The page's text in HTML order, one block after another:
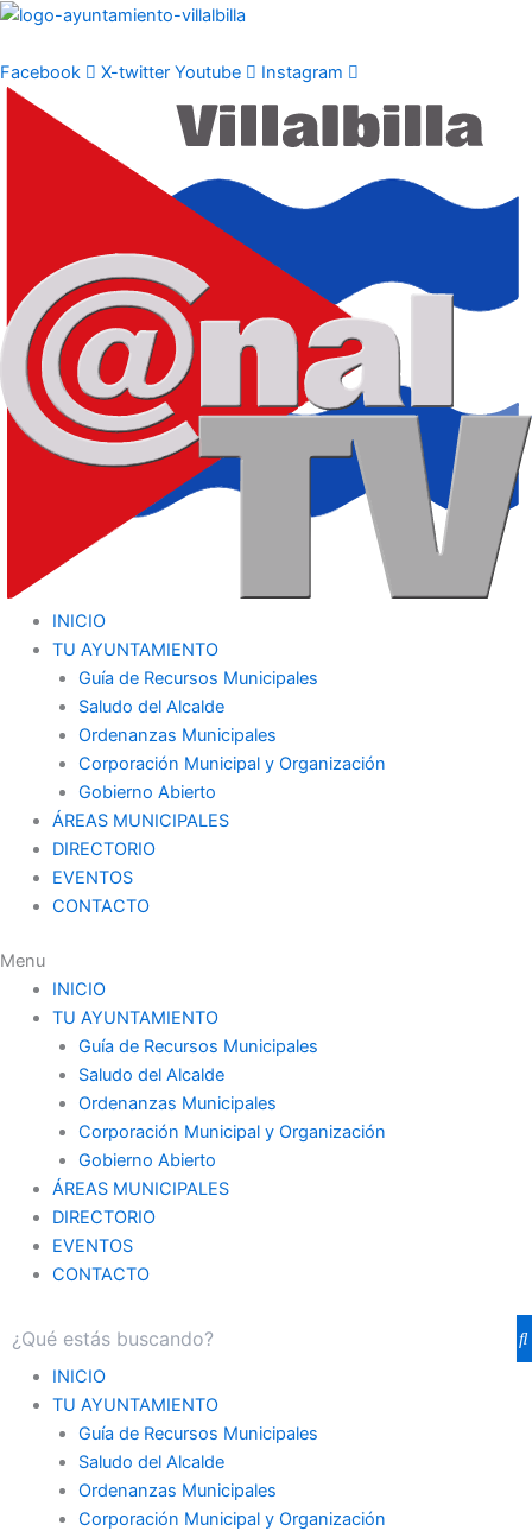
Ir
contenido
Facebook X-twitter Youtube Instagram
INICIO
TU AYUNTAMIENTO
Guía de Recursos Municipales
Saludo del Alcalde
Ordenanzas Municipales
Corporación Municipal y Organización
Gobierno Abierto
ÁREAS MUNICIPALES
DIRECTORIO
EVENTOS
CONTACTO
Menu
INICIO
TU AYUNTAMIENTO
Guía de Recursos Municipales
Saludo del Alcalde
Ordenanzas Municipales
Corporación Municipal y Organización
Gobierno Abierto
ÁREAS MUNICIPALES
DIRECTORIO
EVENTOS
CONTACTO
INICIO
TU AYUNTAMIENTO
Guía de Recursos Municipales
Saludo del Alcalde
Ordenanzas Municipales
Corporación Municipal y Organización